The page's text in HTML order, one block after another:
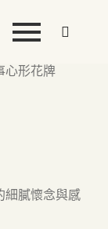
心形花牌
細膩懷念與感